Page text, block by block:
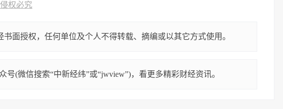
权必究
面授权，任何单位及个人不得转载、摘编或以其它方式使用。
号(微信搜索“中新经纬”或“jwview”)，看更多精彩财经资讯。